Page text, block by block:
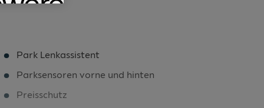
Park Lenkassistent
Parksensoren vorne und hinten
Preisschutz